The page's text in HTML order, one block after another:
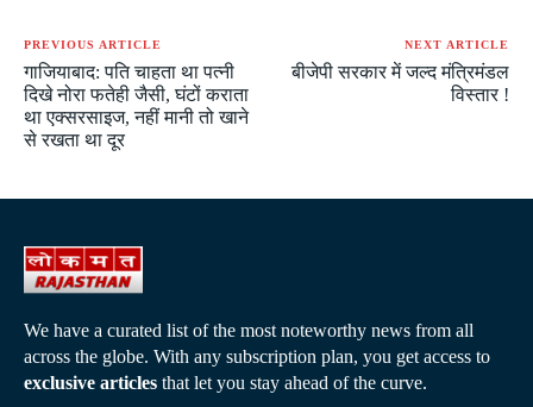
PREVIOUS ARTICLE
गाजियाबाद: पति चाहता था पत्नी
दिखे नोरा फतेही जैसी, घंटों कराता
था एक्सरसाइज, नहीं मानी तो खाने
से रखता था दूर
NEXT ARTICLE
बीजेपी सरकार में जल्द मंत्रिमंडल
विस्तार !
We have a curated list of the most noteworthy news from all
across the globe. With any subscription plan, you get access to
exclusive articles that let you stay ahead of the curve.